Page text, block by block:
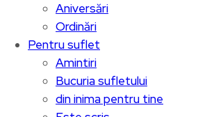
Aniversări
Ordinări
Pentru suflet
Amintiri
Bucuria sufletului
din inima pentru tine